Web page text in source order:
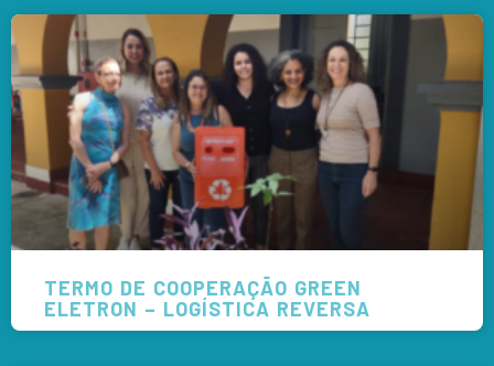
TERMO DE COOPERAÇÃO GREEN
ELETRON – LOGÍSTICA REVERSA